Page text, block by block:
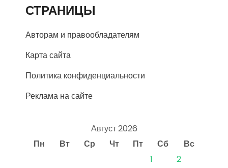
СТРАНИЦЫ
Авторам и правообладателям
Карта сайта
Политика конфиденциальности
Реклама на сайте
Август 2026
Пн
Вт Ср Чт Пт Сб
Вс
1
2